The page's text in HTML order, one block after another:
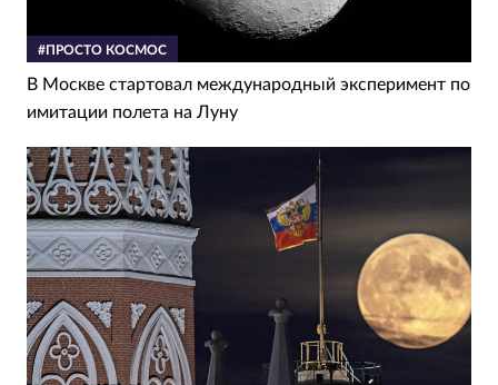
#ПРОСТО КОСМОС
В Москве стартовал международный эксперимент по
имитации полета на Луну